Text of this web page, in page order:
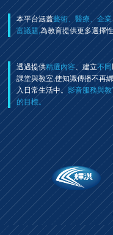
本平台涵蓋藝術、醫療、企
富議題,為教育提供更多選擇
透過提供精選內容、建立不同
課堂與教室,使知識傳播不再
入日常生活中。 影音服務與
的目標。